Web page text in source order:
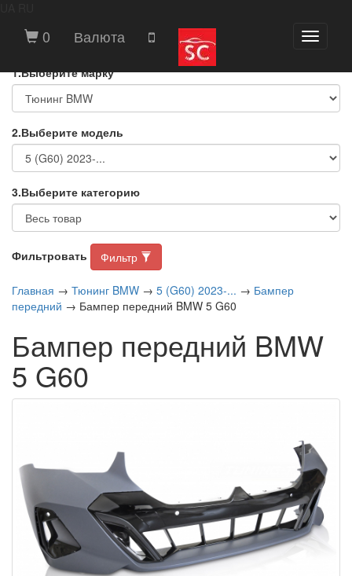
Toggle
0 Валюта
ВЫБЕРИТЕ МАРКУ И МОДЕЛЬ
АВТОМОБИЛЯ
1.Выберите марку
2.Выберите модель
3.Выберите категорию
Фильтровать Фильтр
Главная → Тюнинг BMW → 5 (G60) 2023-... → Бампер
передний → Бампер передний BMW 5 G60
Бампер передний BMW
5 G60